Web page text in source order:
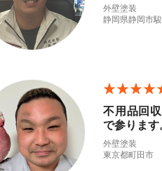
外壁塗装
静岡県静岡市
不用品回
で参りま
外壁塗装
東京都町田市